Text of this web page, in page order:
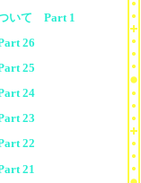
いて Part 1
26
25
24
23
22
21